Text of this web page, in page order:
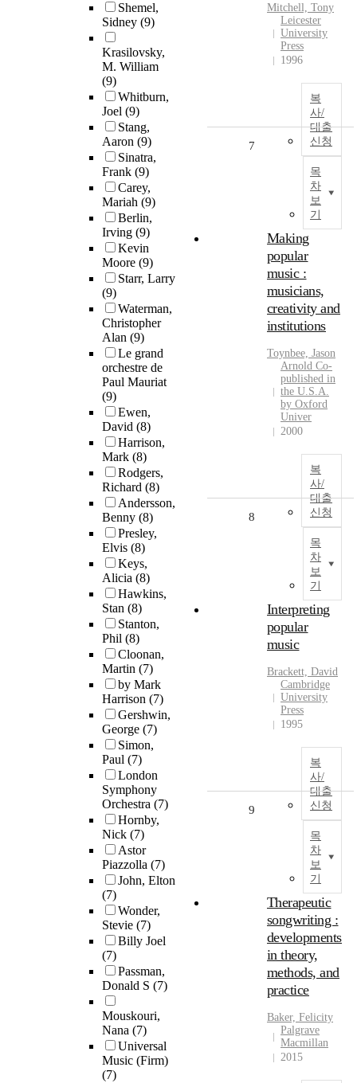
Shemel,
Sidney (9)
Krasilovsky,
M. William
(9)
Whitburn,
Joel (9)
Stang,
Aaron (9)
Sinatra,
Frank (9)
Carey,
Mariah (9)
Berlin,
Irving (9)
Kevin
Moore (9)
Starr, Larry
(9)
Waterman,
Christopher
Alan (9)
Le grand
orchestre de
Paul Mauriat
(9)
Ewen,
David (8)
Harrison,
Mark (8)
Rodgers,
Richard (8)
Andersson,
Benny (8)
Presley,
Elvis (8)
Keys,
Alicia (8)
Hawkins,
Stan (8)
Stanton,
Phil (8)
Cloonan,
Martin (7)
by Mark
Harrison (7)
Gershwin,
George (7)
Simon,
Paul (7)
London
Symphony
Orchestra (7)
Hornby,
Nick (7)
Astor
Piazzolla (7)
John, Elton
(7)
Wonder,
Stevie (7)
Billy Joel
(7)
Passman,
Donald S (7)
Mouskouri,
Nana (7)
Universal
Music (Firm)
(7)
Mitchell, Tony
Leicester
University
Press
1996
복
사/
대출
신청
목
차
보
기
7
Making
popular
music :
musicians,
creativity and
institutions
Toynbee, Jason
Arnold Co-
published in
the U.S.A.
by Oxford
Univer
2000
복
사/
대출
신청
목
차
보
기
8
Interpreting
popular
music
Brackett, David
Cambridge
University
Press
1995
복
사/
대출
신청
목
차
보
기
9
Therapeutic
songwriting :
developments
in theory,
methods, and
practice
Baker, Felicity
Palgrave
Macmillan
2015